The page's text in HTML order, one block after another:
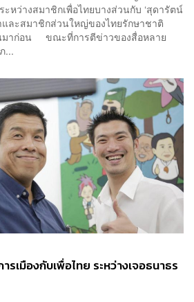
ะหว่างสมาชิกเพื่อไทยบางส่วนกับ ‘สุดารัตน์
และสมาชิกส่วนใหญ่ของไทยรักษาชาติ
นมาก่อน ขณะที่การตีข่าวของสื่อหลาย
...
รเมืองกับเพื่อไทย ระหว่างเจอธนาธร